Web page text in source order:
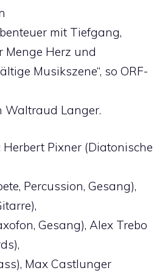
mit Tiefgang,
Menge Herz und
Musikszene“, so ORF-
Waltraud Langer.
Pixner (Diatonische
Percussion, Gesang),
Gesang), Alex Trebo
Max Castlunger